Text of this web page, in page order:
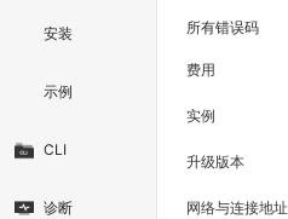
安装
示例
CLI
诊断
所有错误码
费用
实例
升级版本
网络与连接地址